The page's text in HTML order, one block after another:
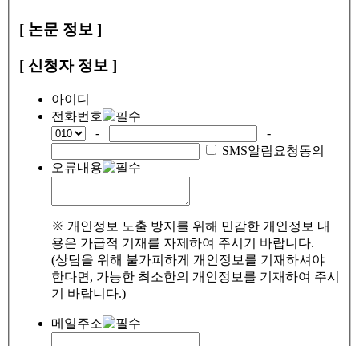
[ 논문 정보 ]
[ 신청자 정보 ]
아이디
전화번호
-
-
SMS알림요청동의
오류내용
※ 개인정보 노출 방지를 위해 민감한 개인정보 내
용은 가급적 기재를 자제하여 주시기 바랍니다.
(상담을 위해 불가피하게 개인정보를 기재하셔야
한다면, 가능한 최소한의 개인정보를 기재하여 주시
기 바랍니다.)
메일주소